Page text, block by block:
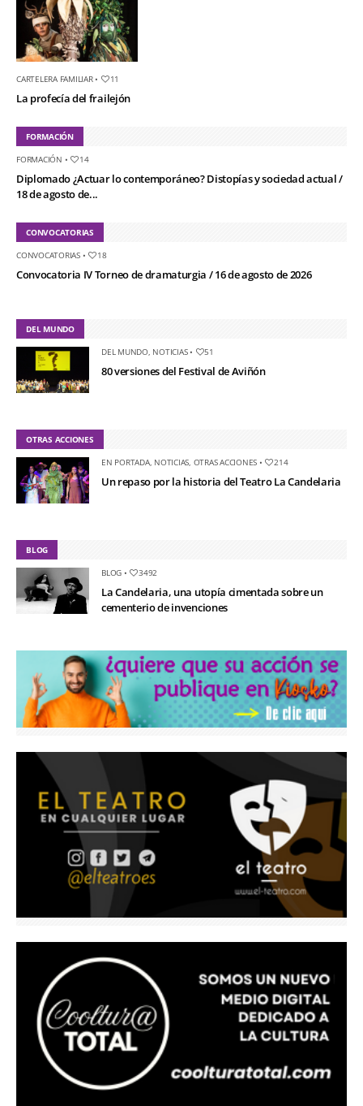
CARTELERA FAMILIAR• 11
La profecía del frailejón
FORMACIÓN
FORMACIÓN • 14
Diplomado ¿Actuar lo contemporáneo? Distopías y sociedad actual /
18 de agosto de...
CONVOCATORIAS
CONVOCATORIAS• 18
Convocatoria IV Torneo de dramaturgia / 16 de agosto de 2026
DEL MUNDO
DEL MUNDO, NOTICIAS• 51
80 versiones del Festival de Aviñón
OTRAS ACCIONES
EN PORTADA, NOTICIAS OTRAS ACCIONES • 214
Un repaso por la historia del Teatro La Candelaria
BLOG
BLOG • 3492
La Candelaria, una utopía cimentada sobre un
cementerio de invenciones